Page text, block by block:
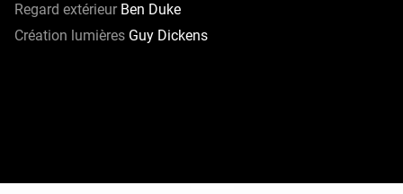
Regard extérieurBen Duke
Création lumières Guy Dickens